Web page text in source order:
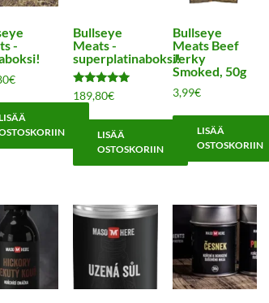
-
€
Bullseye
Meats -
superplatinaboksi!
Arvostelu
tuotteesta:
189,80€
LISÄÄ
OSTOSKORIIN
Bullseye
Meats Beef
Jerky
Smoked, 50g
3,99€
LISÄÄ
OSTOSKORIIN